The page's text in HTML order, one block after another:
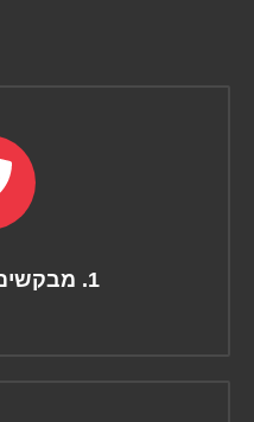
1. מבקשים הצעת מחיר